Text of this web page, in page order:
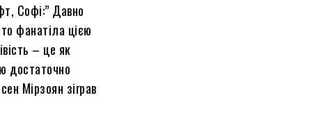
Софі:” Давно
фанатіла цією
– це як
достаточно
Мірзоян зіграв